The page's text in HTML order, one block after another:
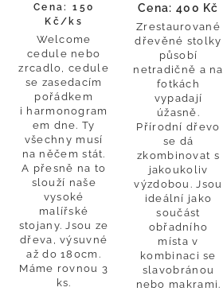
Cena: 150
Kč/ks
Welcome
cedule nebo
zrcadlo, cedule
se zasedacím
pořádkem
i harmonogram
em dne. Ty
všechny musí
na něčem stát.
A přesně na to
slouží naše
vysoké
malířské
stojany. Jsou ze
dřeva, výsuvné
až do 180cm.
Máme rovnou 3
ks.
Cena: 400 Kč
Zrestaurované
dřevěné stolky
působí
netradičně a na
fotkách
vypadají
úžasně.
Přírodní dřevo
se dá
zkombinovat s
jakoukoliv
výzdobou. Jsou
ideální jako
součást
obřadního
místa v
kombinaci se
slavobránou
nebo makrami.